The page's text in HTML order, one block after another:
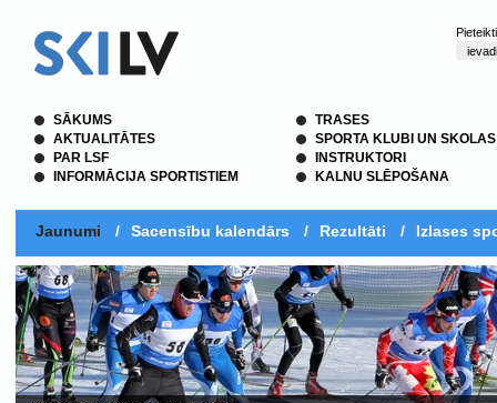
SĀKUMS
AKTUALITĀTES
PAR LSF
INFORMĀCIJA SPORTISTIEM
TRASES
SPORTA KLUBI UN SKOLAS
INSTRUKTORI
KALNU SLĒPOŠANA
Jaunumi / Sacensību kalendārs / Rezultāti / Izlases